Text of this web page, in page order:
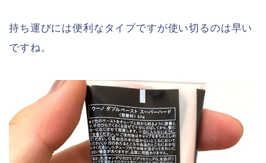
持ち運びには便利なタイプですが使い切るのは早い
ですね。